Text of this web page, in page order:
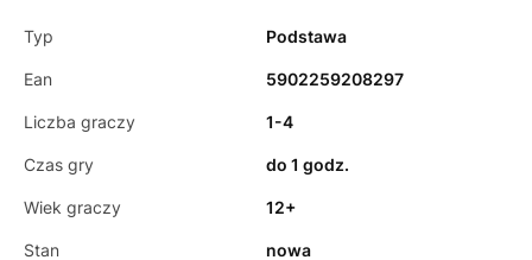
Typ Podstawa
Ean 5902259208297
Liczba graczy 1-4
Czas gry do 1 godz.
Wiek graczy 12+
Stan nowa